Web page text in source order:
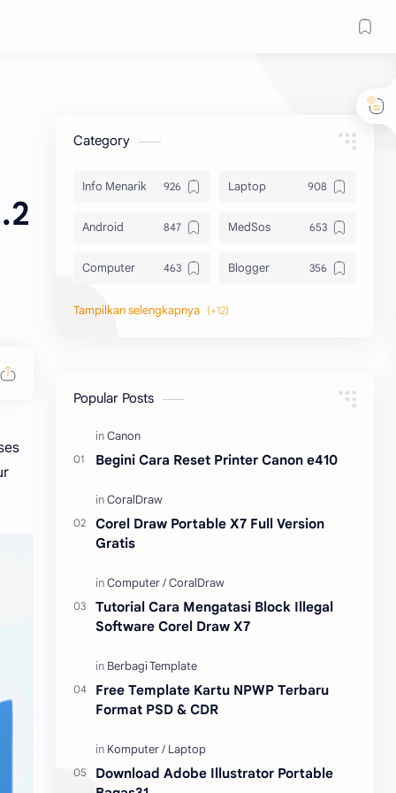
Category
Info Menarik Laptop
Android MedSos
Computer Blogger
Komputer Info Software
Canon
CoralDraw
Popular Posts
Begini Cara Reset Printer Canon e410
Corel Draw Portable X7 Full Version
Gratis
Tutorial Cara Mengatasi Block Illegal
Software Corel Draw X7
Free Template Kartu NPWP Terbaru
Format PSD & CDR
Download Adobe Illustrator Portable